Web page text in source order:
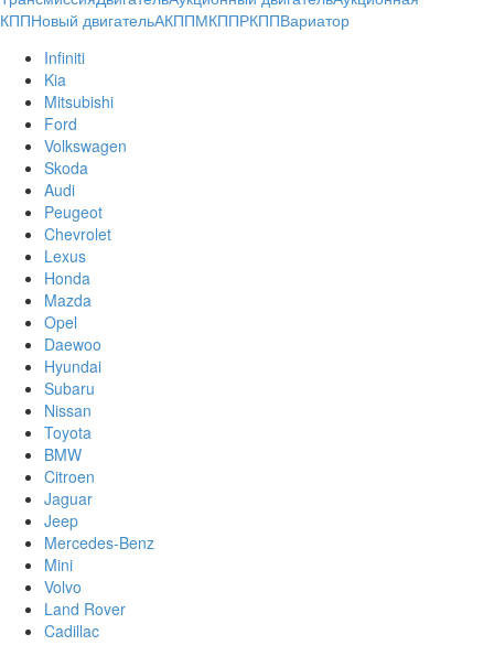
КППНовый двигательАКППМКППРКППВариатор
Infiniti
Kia
Mitsubishi
Ford
Volkswagen
Skoda
Audi
Peugeot
Chevrolet
Lexus
Honda
Mazda
Opel
Daewoo
Hyundai
Subaru
Nissan
Toyota
BMW
Citroen
Jaguar
Jeep
Mercedes-Benz
Mini
Volvo
Land Rover
Cadillac